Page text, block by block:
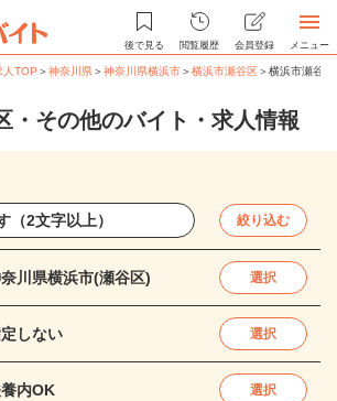
後で見る 閲覧履歴 会員登録 メニュー
人TOP ＞神奈川県＞神奈川県横浜市＞横浜市瀬谷区＞横浜市瀬谷
・その他のバイト・求人情報
絞り込む
川県横浜市(瀬谷区) 選択
しない 選択
内OK 選択